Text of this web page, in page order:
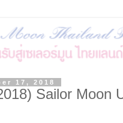
17, 2018
Sailor Moon